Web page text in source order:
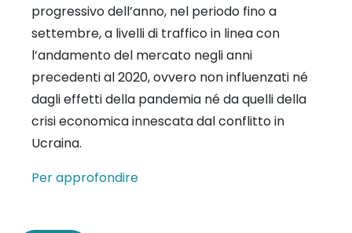
progressivo dell’anno, nel periodo fino a
settembre, a livelli di traffico in linea con
l’andamento del mercato negli anni
precedenti al 2020, ovvero non influenzati né
dagli effetti della pandemia né da quelli della
crisi economica innescata dal conflitto in
Ucraina.
Per approfondire